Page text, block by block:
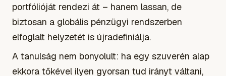
portfólióját rendezi át – hanem lassan, de
biztosan a globális pénzügyi rendszerben
elfoglalt helyzetét is újradefiniálja.
A tanulság nem bonyolult: ha egy szuverén alap
ekkora tőkével ilyen gyorsan tud irányt váltani,